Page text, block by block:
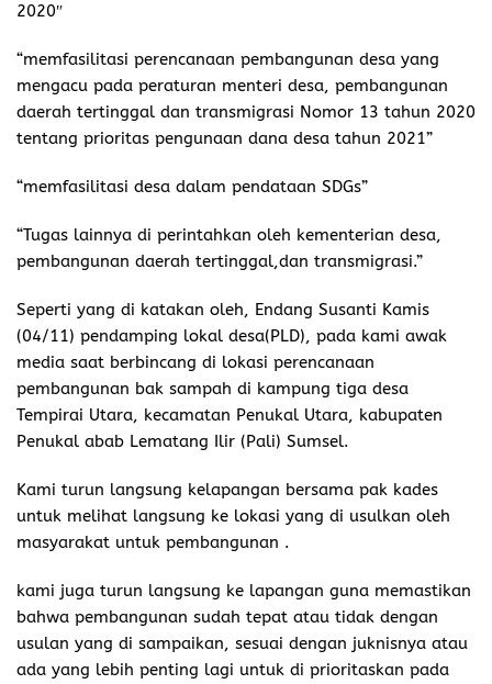
2020″
“memfasilitasi perencanaan pembangunan desa yang
mengacu pada peraturan menteri desa, pembangunan
daerah tertinggal dan transmigrasi Nomor 13 tahun 2020
tentang prioritas pengunaan dana desa tahun 2021”
“memfasilitasi desa dalam pendataan SDGs”
“Tugas lainnya di perintahkan oleh kementerian desa,
pembangunan daerah tertinggal,dan transmigrasi.”
Seperti yang di katakan oleh, Endang Susanti Kamis
(04/11) pendamping lokal desa(PLD), pada kami awak
media saat berbincang di lokasi perencanaan
pembangunan bak sampah di kampung tiga desa
Tempirai Utara, kecamatan Penukal Utara, kabupaten
Penukal abab Lematang Ilir (Pali) Sumsel.
Kami turun langsung kelapangan bersama pak kades
untuk melihat langsung ke lokasi yang di usulkan oleh
masyarakat untuk pembangunan .
kami juga turun langsung ke lapangan guna memastikan
bahwa pembangunan sudah tepat atau tidak dengan
usulan yang di sampaikan, sesuai dengan juknisnya atau
ada yang lebih penting lagi untuk di prioritaskan pada